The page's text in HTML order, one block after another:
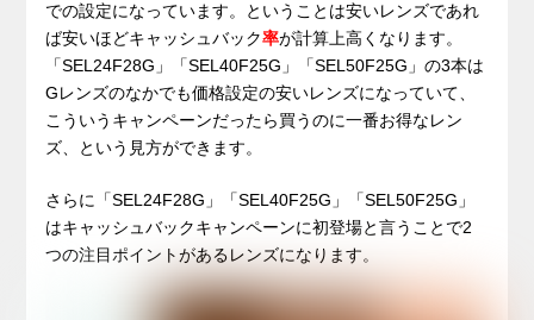
での設定になっています。ということは安いレンズであれ
ば安いほどキャッシュバック率が計算上高くなります。
「SEL24F28G」「SEL40F25G」「SEL50F25G」の3本は
Gレンズのなかでも価格設定の安いレンズになっていて、
こういうキャンペーンだったら買うのに一番お得なレン
ズ、という見方ができます。
さらに「SEL24F28G」「SEL40F25G」「SEL50F25G」
はキャッシュバックキャンペーンに初登場と言うことで2
つの注目ポイントがあるレンズになります。